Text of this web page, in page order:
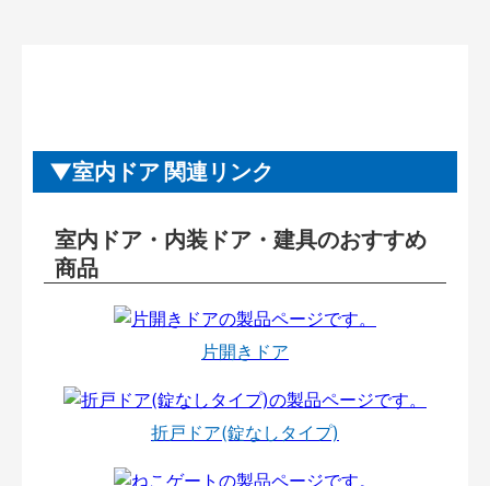
室内ドア 関連リンク
室内ドア・内装ドア・建具のおすすめ
商品
片開きドア
折戸ドア(錠なしタイプ)